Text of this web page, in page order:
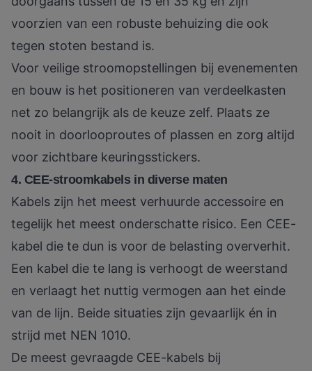
voorzien van een robuste behuizing die ook
tegen stoten bestand is.
Voor veilige stroomopstellingen bij evenementen
en bouw is het positioneren van verdeelkasten
net zo belangrijk als de keuze zelf. Plaats ze
nooit in doorlooproutes of plassen en zorg altijd
voor zichtbare keuringsstickers.
4. CEE-stroomkabels in diverse maten
Kabels zijn het meest verhuurde accessoire en
tegelijk het meest onderschatte risico. Een CEE-
kabel die te dun is voor de belasting oververhit.
Een kabel die te lang is verhoogt de weerstand
en verlaagt het nuttig vermogen aan het einde
van de lijn. Beide situaties zijn gevaarlijk én in
strijd met NEN 1010.
De meest gevraagde CEE-kabels bij